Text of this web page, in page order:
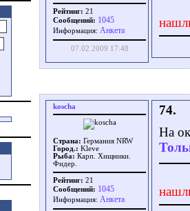
Рейтинг: 21
Сообщений: 1045
Информация: Aнкета
07.02.2009 17:48
koscha
Страна: Германия NRW
Город.: Kleve
Рыба: Карп. Хищники.
Фидер.
Рейтинг: 21
Сообщений: 1045
Информация: Aнкета
74.
На